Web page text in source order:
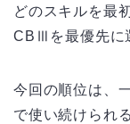
どのスキルを最
CBⅢを最優先に
今回の順位は、
で使い続けられ